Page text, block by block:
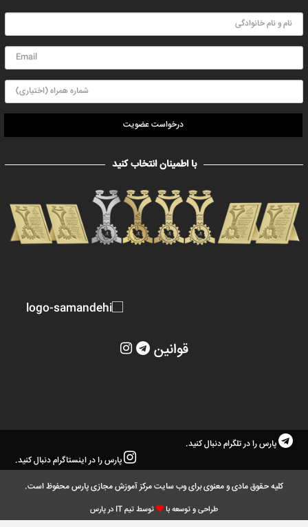
درخواست عضویت
با اطمینان انتخاب کنید
قوانین
پارس را در تلگرام دنبال کنید.
پارس را در اینستاگرام دنبال کنید.
کلیه حقوق مادی و معنوی برای وب سایت مرکز آموزش مجازی پارس محفوظ است.
طراحی و توسعه با توسط تیم IT در پارس